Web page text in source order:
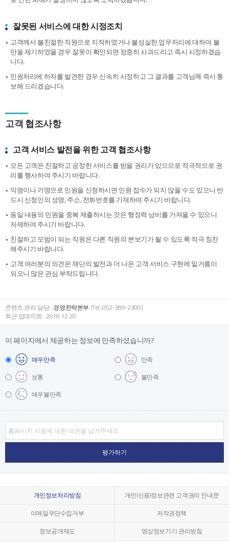
잘못된 서비스에 대한 시정조치
고객께서 불친절한 직원으로 지적하였거나 불성실한 업무처리에 대하여 불
만을 제기하였을 경우 잘못이 확인되면 정중히 사과드리고 즉시 시정하겠습
니다.
민원처리에 하자를 발견한 경우 신속히 시정하고 그 결과를 고객님께 즉시 통
보해 드리겠습니다.
고객 협조사항
고객 서비스 발전을 위한 고객 협조사항
모든 고객은 친절하고 공정한 서비스를 받을 권리가 있으므로 적극적으로 권
리를 행사하여 주시기 바랍니다.
익명이나 가명으로 민원을 신청하시면 민원 접수가 되지 않을 수도 있으니 반
드시 신청인의 성명, 주소, 전화번호를 기재하여 주시기 바랍니다.
동일 내용의 민원을 중복 제출하시는 것은 행정력 낭비를 가져올 수 있으니
자제하여 주시기 바랍니다.
친절하고 모범이 되는 직원은 다른 직원의 본보기가 될 수 있도록 적극 칭찬
해주시기 바랍니다.
고객 여러분의 의견은 재단의 발전과 더 나은 고객 서비스 구현에 밑거름이
되오니 많은 관심 부탁드립니다.
콘텐츠 관리 담당 : 경영전략본부 (Tel. 052-289-2300)
최근 업데이트 : 2018.12.20
이 페이지에서 제공하는 정보에 만족하셨습니까?
매우만족
만족
보통
불만족
매우불만족
개인정보처리방침
개인(신용)정보관련 고객권리 안내문
이메일무단수집거부
저작권정책
정보공개제도
영상정보기기 관리방침